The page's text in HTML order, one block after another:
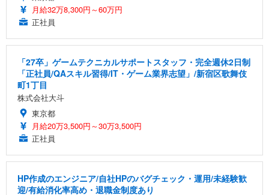
月給32万8,300円～60万円
正社員
「27卒」ゲームテクニカルサポートスタッフ・完全週休2日制
「正社員/QAスキル習得/IT・ゲーム業界志望」/新宿区歌舞伎
町1丁目
株式会社大斗
東京都
月給20万3,500円～30万3,500円
正社員
HP作成のエンジニア/自社HPのバグチェック・運用/未経験歓
迎/有給消化率高め・退職金制度あり